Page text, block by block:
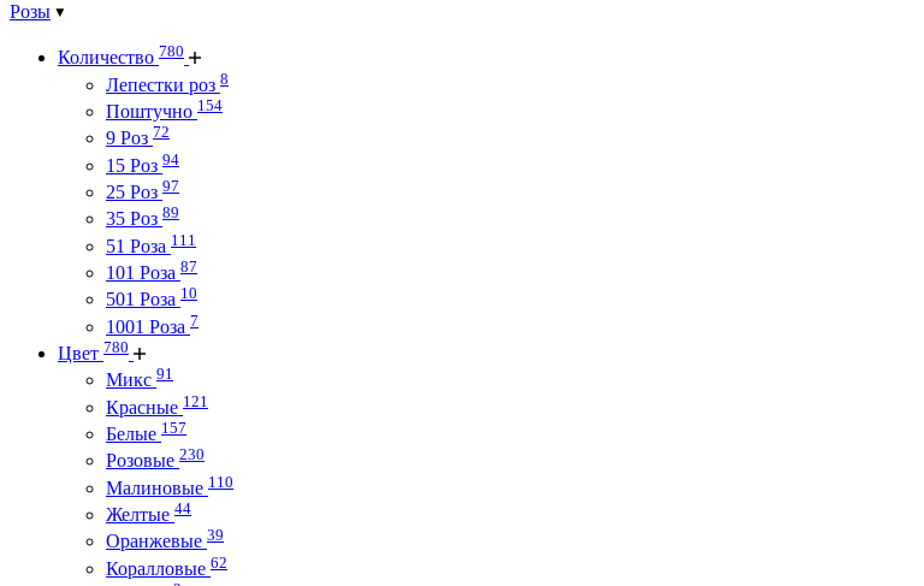
Розы
Количество 780
Лепестки роз 8
Поштучно 154
9 Роз 72
15 Роз 94
25 Роз 97
35 Роз 89
51 Роза 111
101 Роза 87
501 Роза 10
1001 Роза 7
Цвет 780
Микс 91
Красные 121
Белые 157
Розовые 230
Малиновые 110
Желтые 44
Оранжевые 39
Коралловые 62